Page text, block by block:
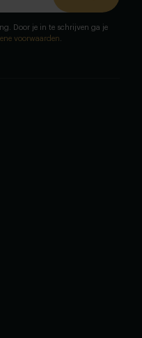
Door je in te schrijven ga je
voorwaarden